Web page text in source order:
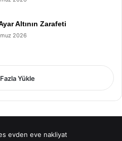
Altının Zarafeti
2026
Yükle
evden eve nakliyat